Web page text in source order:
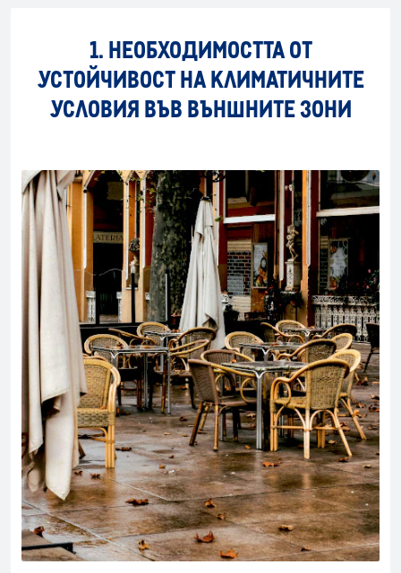
1. НЕОБХОДИМОСТТА ОТ
УСТОЙЧИВОСТ НА КЛИМАТИЧНИТЕ
УСЛОВИЯ ВЪВ ВЪНШНИТЕ ЗОНИ